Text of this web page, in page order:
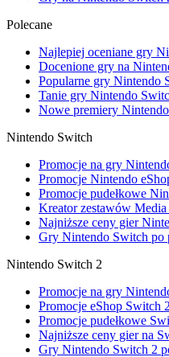
Polecane
Najlepiej oceniane gry
Docenione gry na
Popularne gry Nintendo
Tanie gry Nintendo
Nowe premiery
Nintendo Switch
Promocje na gry
Promocje Nintendo
Promocje pudełkowe
Kreator zestawów
Najniższe ceny gier
Gry Nintendo Switch po
Nintendo Switch 2
Promocje na gry
Promocje eShop Switch 2
Promocje pudełkowe
Najniższe ceny gier na
Gry Nintendo Switch 2